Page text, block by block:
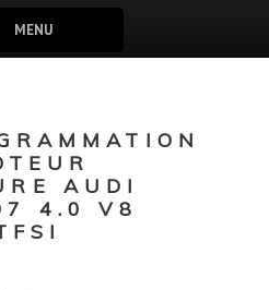
MENU
AUDI
4.0 V8